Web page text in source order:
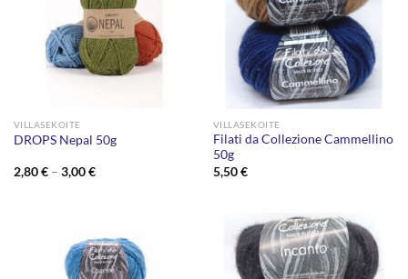
VILLASEKOITE
DROPS Nepal 50g
2,80€ – 3,00€Hintaluokka:
VILLASEKOITE
Filati da Collezione Cammellino
50g
5,50€